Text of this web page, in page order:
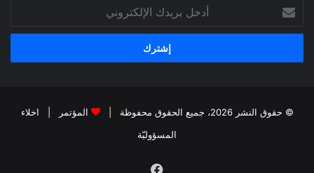
بريدك
الإلكتروني
© حقوق النشر 2026، جميع الحقوق محفوظة | المؤتمر
اخلاء
المسؤوليّة
فيسبوك